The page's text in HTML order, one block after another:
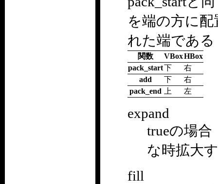
を端の方に
れた端である
関数 VBoxHBox
pack_start下
右
add
下
右
pack_end
上 左
expand
trueの場
な時拡大
fill